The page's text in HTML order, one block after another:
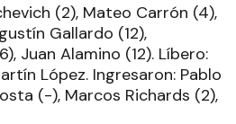
(2), Mateo Carrón (4),
Gallardo (12),
Juan Alamino (12). Líbero:
López. Ingresaron: Pablo
(-), Marcos Richards (2),